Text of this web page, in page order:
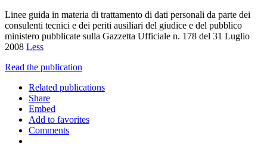
Linee guida in materia di trattamento di dati personali da parte dei
consulenti tecnici e dei periti ausiliari del giudice e del pubblico
ministero pubblicate sulla Gazzetta Ufficiale n. 178 del 31 Luglio
2008 Less
Read the publication
Related publications
Share
Embed
Add to favorites
Comments